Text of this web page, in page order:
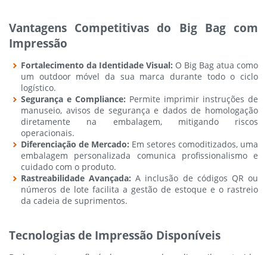
Vantagens Competitivas do Big Bag com
Impressão
Fortalecimento da Identidade Visual: O Big Bag atua como
um outdoor móvel da sua marca durante todo o ciclo
logístico.
Segurança e Compliance: Permite imprimir instruções de
manuseio, avisos de segurança e dados de homologação
diretamente na embalagem, mitigando riscos
operacionais.
Diferenciação de Mercado: Em setores comoditizados, uma
embalagem personalizada comunica profissionalismo e
cuidado com o produto.
Rastreabilidade Avançada: A inclusão de códigos QR ou
números de lote facilita a gestão de estoque e o rastreio
da cadeia de suprimentos.
Tecnologias de Impressão Disponíveis